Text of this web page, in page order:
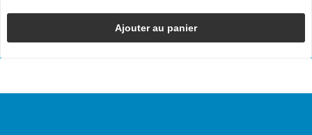
Ajouter au panier